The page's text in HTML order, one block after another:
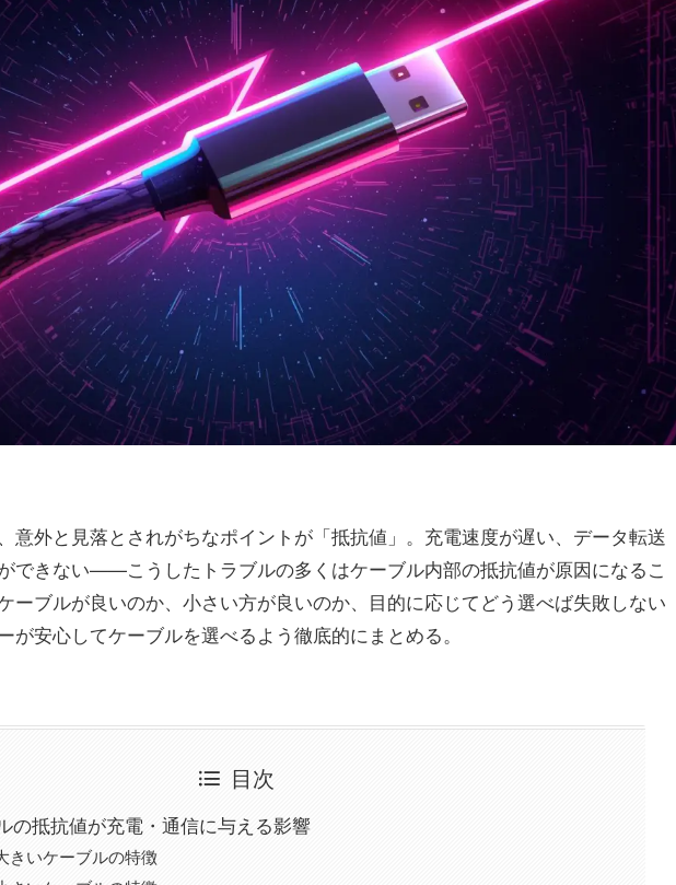
意外と見落とされがちなポイントが「抵抗値」。充電速度が遅い、データ転送
できない——こうしたトラブルの多くはケーブル内部の抵抗値が原因になるこ
ーブルが良いのか、小さい方が良いのか、目的に応じてどう選べば失敗しない
が安心してケーブルを選べるよう徹底的にまとめる。
目次
の抵抗値が充電・通信に与える影響
きいケーブルの特徴